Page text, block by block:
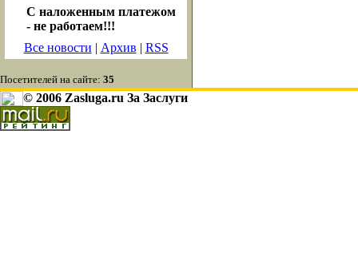
С наложенным платежом
- не работаем!!!
Все новости | Архив | RSS
Посетителей на сайте: 35
© 2006 Zasluga.ru За Заслуги